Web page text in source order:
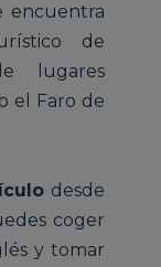
encuentra
de
lugares
el Faro de
desde
coger
y tomar